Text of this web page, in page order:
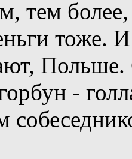
тем
тоже.
-